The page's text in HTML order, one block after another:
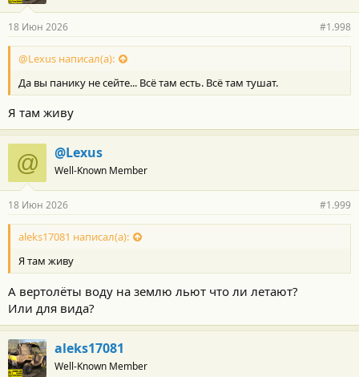
18 Июн 2026 #1.998
@Lexus написал(а):
Да вы панику не сейте... Всё там есть. Всё там тушат.
Я там живу
@ @Lexus
Well-Known Member
18 Июн 2026 #1.999
aleks17081 написал(а):
Я там живу
А вертолёты воду на землю льют что ли летают?
Или для вида?
aleks17081
Well-Known Member